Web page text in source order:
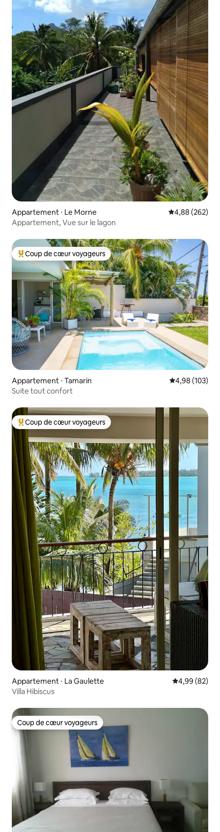
Appartement ⋅ Le Morne Évaluation
4,88 (262)
Appartement, Vue sur le lagon
Coups de cœur voyageurs les plus appréciés
Coup de cœur voyageurs
Appartement ⋅ Tamarin Évaluation
4,98 (103)
Suite tout confort
Coups de cœur voyageurs les plus appréciés
Coup de cœur voyageurs
Appartement ⋅ La Gaulette Évaluation
4,99 (82)
Villa Hibiscus
Coup de cœur voyageurs
Coup de cœur voyageurs